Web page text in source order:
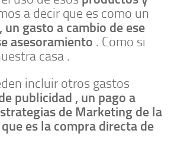
a decir que es como un
un gasto a cambio de ese
asesoramiento . Como si
casa .
incluir otros gastos
publicidad , un pago a
de Marketing de la
es la compra directa de